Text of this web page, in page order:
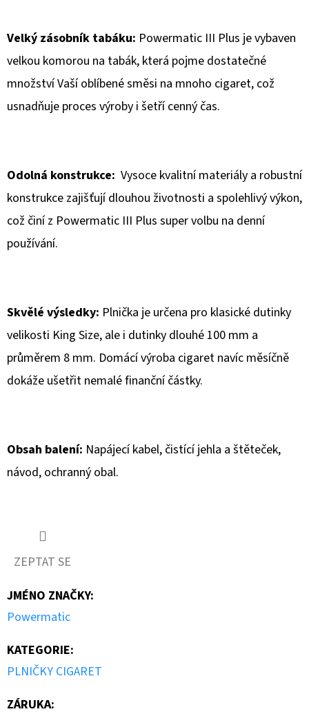
Velký zásobník tabáku: Powermatic III Plus je vybaven
velkou komorou na tabák, která pojme dostatečné
množství Vaší oblíbené směsi na mnoho cigaret, což
usnadňuje proces výroby i šetří cenný čas.
Odolná konstrukce: Vysoce kvalitní materiály a robustní
konstrukce zajišťují dlouhou životnosti a spolehlivý výkon,
což činí z Powermatic III Plus super volbu na denní
používání.
Skvělé výsledky: Plnička je určena pro klasické dutinky
velikosti King Size, ale i dutinky dlouhé 100 mm a
průměrem 8 mm. Domácí výroba cigaret navíc měsíčně
dokáže ušetřit nemalé finanční částky.
Obsah balení: Napájecí kabel, čistící jehla a štěteček,
návod, ochranný obal.
ZEPTAT SE
JMÉNO ZNAČKY:
Powermatic
KATEGORIE:
PLNIČKY CIGARET
ZÁRUKA: